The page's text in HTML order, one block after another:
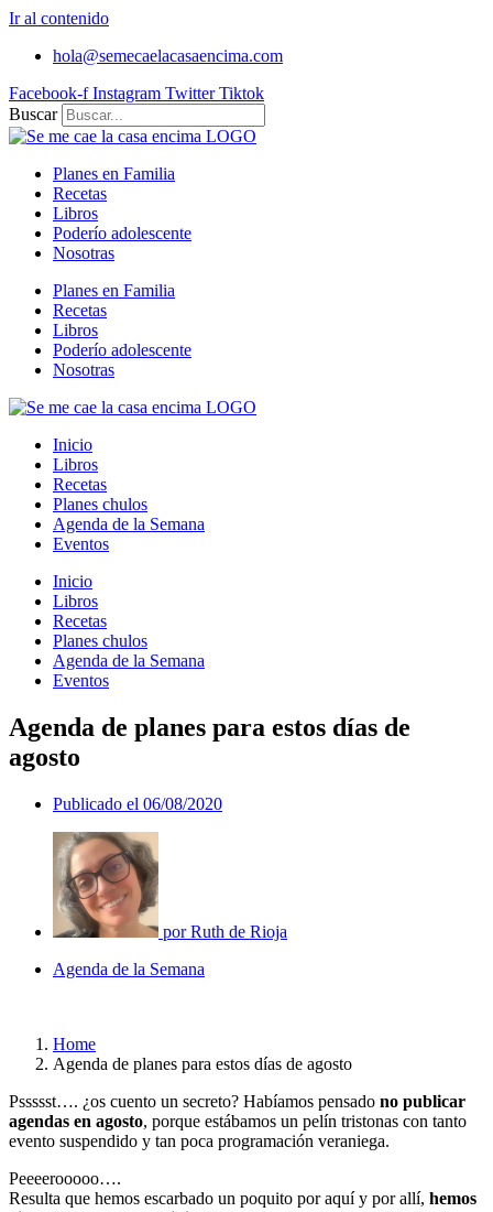
Ir al contenido
hola@semecaelacasaencima.com
Facebook-f Instagram Twitter Tiktok
Buscar
Planes en Familia
Recetas
Libros
Poderío adolescente
Nosotras
Planes en Familia
Recetas
Libros
Poderío adolescente
Nosotras
Inicio
Libros
Recetas
Planes chulos
Agenda de la Semana
Eventos
Inicio
Libros
Recetas
Planes chulos
Agenda de la Semana
Eventos
Agenda de planes para estos días de
agosto
Publicado el 06/08/2020
porRuth de Rioja
Agenda de la Semana
Home
Agenda de planes para estos días de agosto
Pssssst…. ¿os cuento un secreto? Habíamos pensado no publicar
agendas en agosto, porque estábamos un pelín tristonas con tanto
evento suspendido y tan poca programación veraniega.
Peeeerooooo….
Resulta que hemos escarbado un poquito por aquí y por allí, hemos